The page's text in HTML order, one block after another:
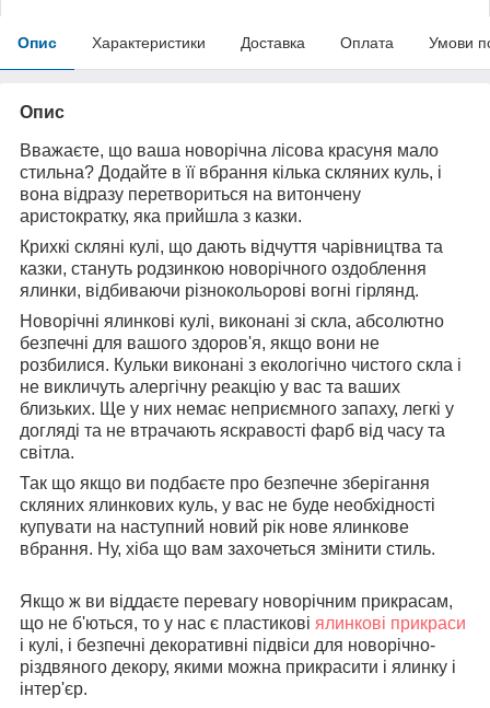
Опис Характеристики Доставка Оплата Умови
Опис
Вважаєте, що ваша новорічна лісова красуня мало
стильна? Додайте в її вбрання кілька скляних куль, і
вона відразу перетвориться на витончену
аристократку, яка прийшла з казки.
Крихкі скляні кулі, що дають відчуття чарівництва та
казки, стануть родзинкою новорічного оздоблення
ялинки, відбиваючи різнокольорові вогні гірлянд.
Новорічні ялинкові кулі, виконані зі скла, абсолютно
безпечні для вашого здоров'я, якщо вони не
розбилися. Кульки виконані з екологічно чистого скла і
не викличуть алергічну реакцію у вас та ваших
близьких. Ще у них немає неприємного запаху, легкі у
догляді та не втрачають яскравості фарб від часу та
світла.
Так що якщо ви подбаєте про безпечне зберігання
скляних ялинкових куль, у вас не буде необхідності
купувати на наступний новий рік нове ялинкове
вбрання. Ну, хіба що вам захочеться змінити стиль.
Якщо ж ви віддаєте перевагу новорічним прикрасам,
що не б'ються, то у нас є пластикові ялинкові прикраси
і кулі, і безпечні декоративні підвіси для новорічно-
різдвяного декору, якими можна прикрасити і ялинку і
інтер'єр.